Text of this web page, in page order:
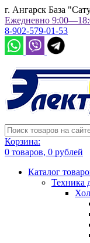
г. Ангарск База
Ежедневно
8-902-579-01-53
Корзина:
0 товаров, 0 рублей
Каталог
Техника